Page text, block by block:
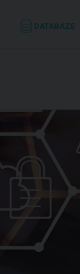
DATABÁZE